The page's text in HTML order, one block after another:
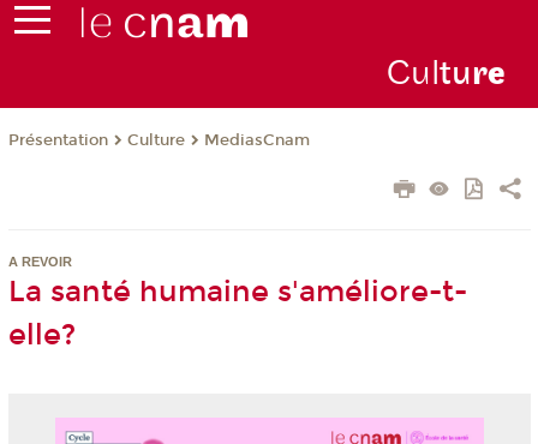
Culture
Présentation Culture MediasCnam
A REVOIR
La santé humaine s'améliore-t-
elle?